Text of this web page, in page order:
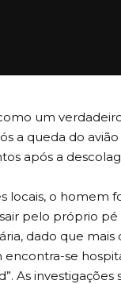
um
a queda do
após a
locais, o homem
pelo próprio
dado que
se
As